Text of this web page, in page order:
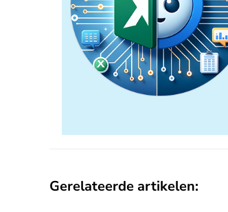
Gerelateerde artikelen: